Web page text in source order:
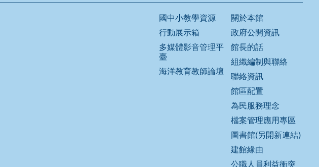
國中小教學資源
行動展示箱
多媒體影音管理平
臺
海洋教育教師論壇
關於本館
政府公開資訊
館長的話
組織編制與聯絡
聯絡資訊
館區配置
為民服務理念
檔案管理應用專區
圖書館(另開新連結)
建館緣由
公職人員利益衝突